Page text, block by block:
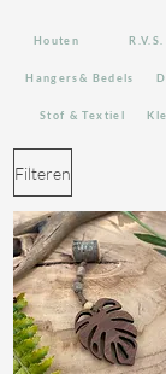
Houten
R.V.S.
Hangers& Bedels
Stof & Textiel
Filteren